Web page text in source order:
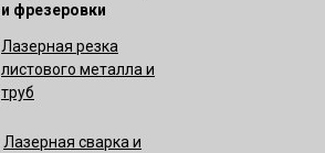
и фрезеровки
Лазерная резка
листового металла и
труб
Лазерная сварка и